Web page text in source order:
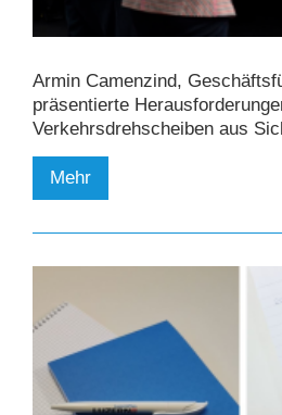
Armin Camenzind,
präsentierte
Verkehrsdrehscheiben aus
Mehr